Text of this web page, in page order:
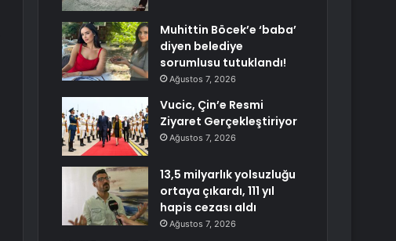
Muhittin Böcek’e ‘baba’
diyen belediye
sorumlusu tutuklandı!
Ağustos 7, 2026
Vucic, Çin’e Resmi
Ziyaret Gerçekleştiriyor
Ağustos 7, 2026
13,5 milyarlık yolsuzluğu
ortaya çıkardı, 111 yıl
hapis cezası aldı
Ağustos 7, 2026